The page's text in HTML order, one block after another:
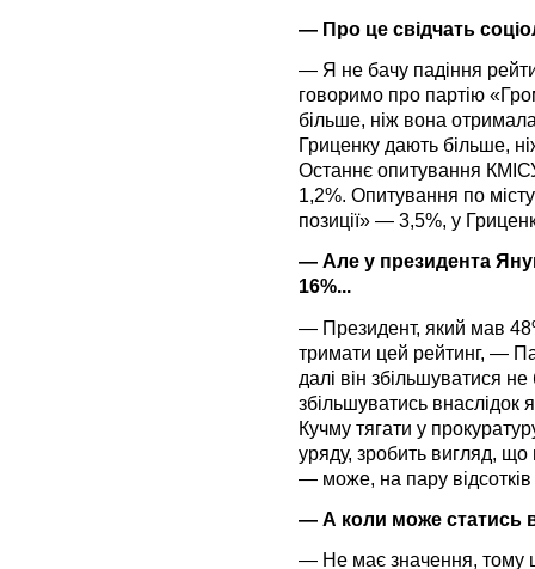
— Про це свідчать
— Я не бачу падіння
говоримо про партію
більше, ніж вона
Гриценку дають більше,
Останнє опитування
1,2%. Опитування по
позиції» — 3,5%, у
— Але у президента
16%...
— Президент, який мав
тримати цей рейтинг, —
далі він збільшуватися
збільшуватись внаслідок
Кучму тягати у
уряду, зробить вигляд, що
— може, на пару
— А коли може статись
— Не має значення, тому